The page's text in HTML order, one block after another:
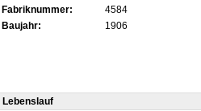
Fabriknummer:
4584
Baujahr:
1906
Lebenslauf